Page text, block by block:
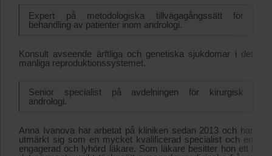
Expert på metodologiska tillvägagångssätt för
behandling av patienter inom andrologi.
Konsult avseende ärftliga och genetiska sjukdomar i det
manliga reproduktionssystemet.
Senior specialist på avdelningen för kirurgisk
andrologi.
Anna Ivanova har arbetat på kliniken sedan 2013 och har
utmärkt sig som en mycket kvalificerad specialist och en
engagerad och lyhörd läkare. Som läkare besitter hon ett i